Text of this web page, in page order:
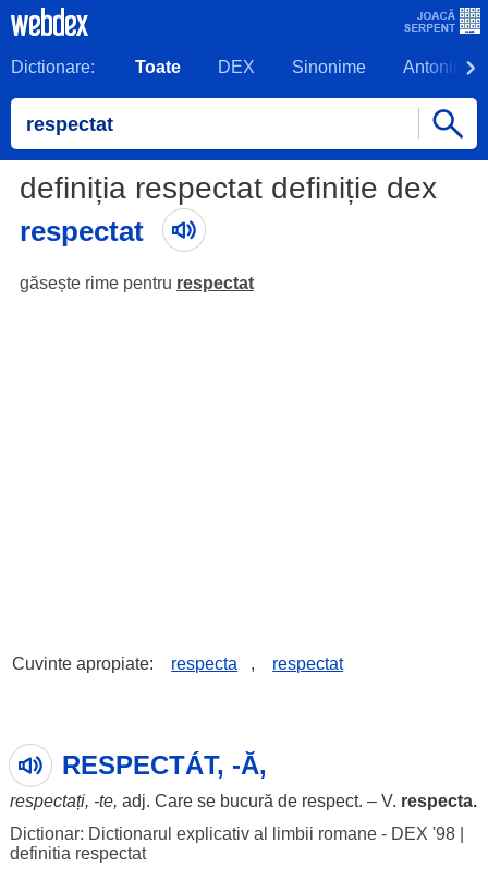
Dictionare: Toate DEX Sinonime Antonime
definiția respectat definiție dex
respectat
găsește rime pentru respectat
Cuvinte apropiate: respecta , respectat
RESPECTÁT, -Ă,
respectați, -te, adj. Care se bucură de respect. – V. respecta.
Dictionar: Dictionarul explicativ al limbii romane - DEX '98|
definitia respectat